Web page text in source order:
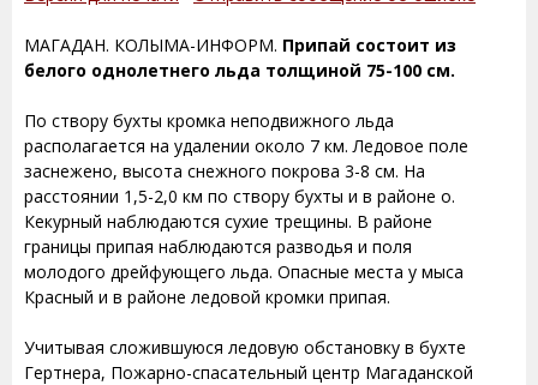
МАГАДАН. КОЛЫМА-ИНФОРМ. Припай состоит из
белого однолетнего льда толщиной 75-100 см.
По створу бухты кромка неподвижного льда
располагается на удалении около 7 км. Ледовое поле
заснежено, высота снежного покрова 3-8 см. На
расстоянии 1,5-2,0 км по створу бухты и в районе о.
Кекурный наблюдаются сухие трещины. В районе
границы припая наблюдаются разводья и поля
молодого дрейфующего льда. Опасные места у мыса
Красный и в районе ледовой кромки припая.
Учитывая сложившуюся ледовую обстановку в бухте
Гертнера, Пожарно-спасательный центр Магаданской